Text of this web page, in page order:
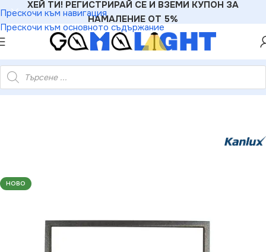
Прескочи към навигация
Прескочи към основното съдържание
ХЕЙ ТИ! РЕГИСТРИРАЙ СЕ И ВЗЕМИ КУПОН ЗА
НАМАЛЕНИЕ ОТ 5%
»Рамки»Kanlux 26003 Вътрешна декоративна рамка DOMO
НОВО